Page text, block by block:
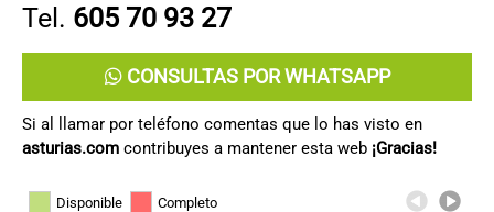
Tel. 605 70 93 27
CONSULTAS POR WHATSAPP
Si al llamar por teléfono comentas que lo has visto en
asturias.com contribuyes a mantener esta web ¡Gracias!
Disponible Completo